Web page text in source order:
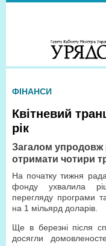
ФІНАНСИ
Квітневий
рік
Загалом упродовж
отримати чотири
На початку тижня
фонду ухвалила
перегляду програми
на 1 мільярд доларів.
Ще в березні після
досягли